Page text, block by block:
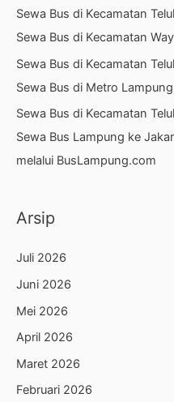
Sewa Bus di Kecamatan
Sewa Bus di Kecamatan
Sewa Bus di Kecamatan
Sewa Bus di Metro Lampung
Sewa Bus di Kecamatan
Sewa Bus Lampung ke
melalui BusLampung.com
Arsip
Juli 2026
Juni 2026
Mei 2026
April 2026
Maret 2026
Februari 2026